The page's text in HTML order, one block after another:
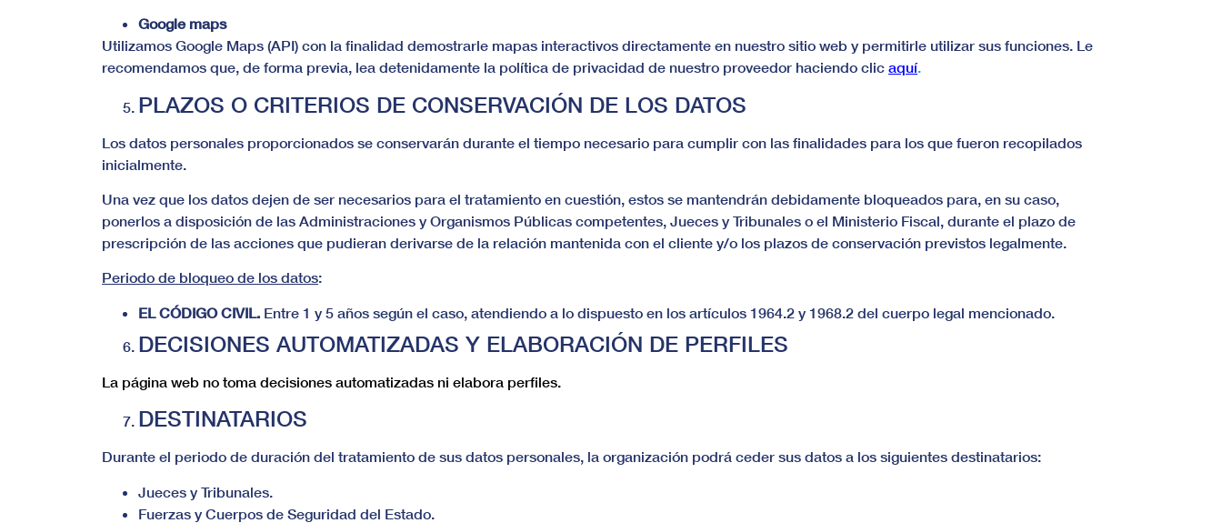
Google maps
Utilizamos Google Maps (API) con la finalidad demostrarle mapas interactivos directamente en nuestro sitio web y permitirle utilizar sus funciones. Le
recomendamos que, de forma previa, lea detenidamente la política de privacidad de nuestro proveedor haciendo clic aquí.
PLAZOS O CRITERIOS DE CONSERVACIÓN DE LOS DATOS
Los datos personales proporcionados se conservarán durante el tiempo necesario para cumplir con las finalidades para los que fueron recopilados
inicialmente.
Una vez que los datos dejen de ser necesarios para el tratamiento en cuestión, estos se mantendrán debidamente bloqueados para, en su caso,
ponerlos a disposición de las Administraciones y Organismos Públicas competentes, Jueces y Tribunales o el Ministerio Fiscal, durante el plazo de
prescripción de las acciones que pudieran derivarse de la relación mantenida con el cliente y/o los plazos de conservación previstos legalmente.
Periodo de bloqueo de los datos:
EL CÓDIGO CIVIL. Entre 1 y 5 años según el caso, atendiendo a lo dispuesto en los artículos 1964.2 y 1968.2 del cuerpo legal mencionado.
DECISIONES AUTOMATIZADAS Y ELABORACIÓN DE PERFILES
La página web no toma decisiones automatizadas ni elabora perfiles.
DESTINATARIOS
Durante el periodo de duración del tratamiento de sus datos personales, la organización podrá ceder sus datos a los siguientes destinatarios:
Jueces y Tribunales.
Fuerzas y Cuerpos de Seguridad del Estado.